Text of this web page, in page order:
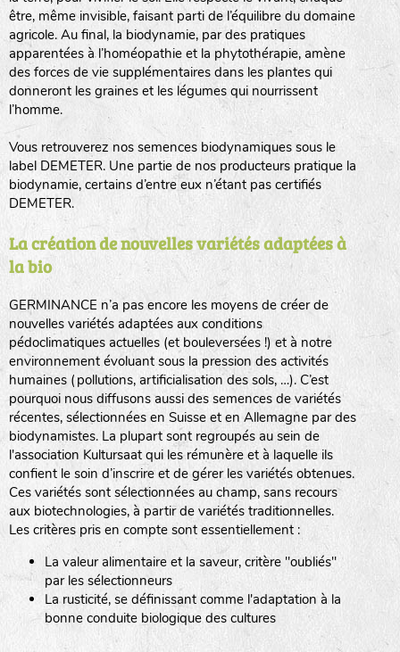
être, même invisible, faisant parti de l’équilibre du domaine
agricole. Au final, la biodynamie, par des pratiques
apparentées à l’homéopathie et la phytothérapie, amène
des forces de vie supplémentaires dans les plantes qui
donneront les graines et les légumes qui nourrissent
l’homme.
Vous retrouverez nos semences biodynamiques sous le
label DEMETER. Une partie de nos producteurs pratique la
biodynamie, certains d’entre eux n’étant pas certifiés
DEMETER.
La création de nouvelles variétés adaptées à
la bio
GERMINANCE n’a pas encore les moyens de créer de
nouvelles variétés adaptées aux conditions
pédoclimatiques actuelles (et bouleversées !) et à notre
environnement évoluant sous la pression des activités
humaines (pollutions, artificialisation des sols, …). C’est
pourquoi nous diffusons aussi des semences de variétés
récentes, sélectionnées en Suisse et en Allemagne par des
biodynamistes. La plupart sont regroupés au sein de
l'association Kultursaat qui les rémunère et à laquelle ils
confient le soin d’inscrire et de gérer les variétés obtenues.
Ces variétés sont sélectionnées au champ, sans recours
aux biotechnologies, à partir de variétés traditionnelles.
Les critères pris en compte sont essentiellement :
La valeur alimentaire et la saveur, critère "oubliés"
par les sélectionneurs
La rusticité, se définissant comme l'adaptation à la
bonne conduite biologique des cultures
BINGENHEIMER SAATGUT (BGH)
www.bingenheimersaatgut.de
DE BOLSTER (DBO)
www.bolster.nl
GRAINE DEL PAÏS (GDP)
www.grainesdelpais.com
JARDIN EN’VIE (JEV)
LA BOITE A GRAINES (LBAG)
LA RÉFÉRENCE :F BEL20BPA1A (en haut à gauche)
F : Fleurs.
Les autres catégories étant :
: Engrais vert
L: Légumes
A: Aromatiques
BEL : Code de la variété
(Ici Belle de nuit)
20 : Année de récolte(ici 2020)
BPA : Initiales du producteur ou du fournisseur de la
semence.
1 : Numéro d’ordre du lot
A : Sans calibre.
G: Gros
M: Moyen calibre
P: Petit calibre
Légumes feuilles
Légumes racines
Plantes aromatiques